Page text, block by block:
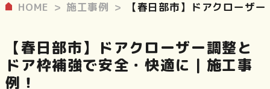
HOME 施工事例 【春日部市】ドアクローザ
【春日部市】ドアクローザー調整と
ドア枠補強で安全・快適に｜施工事
例！